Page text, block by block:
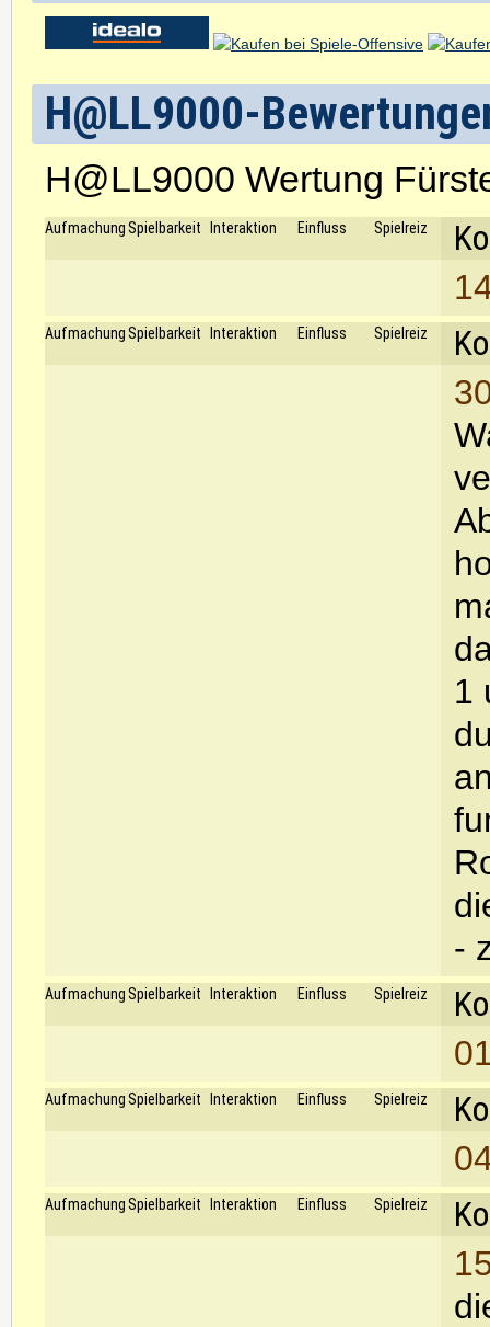
H@LL9000-
H@LL9000 Wertung
Aufmachung Spielbarkeit Interaktion Einfluss Spielreiz
Aufmachung Spielbarkeit Interaktion Einfluss Spielreiz
1
-
Aufmachung Spielbarkeit Interaktion Einfluss Spielreiz
Aufmachung Spielbarkeit Interaktion Einfluss Spielreiz
Aufmachung Spielbarkeit Interaktion Einfluss Spielreiz